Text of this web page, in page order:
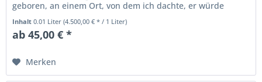
geboren, an einem Ort, von dem ich dachte, er würde
meine ewige...
Inhalt0.01 Liter(4.500,00 € * / 1 Liter)
ab 45,00 € *
Merken